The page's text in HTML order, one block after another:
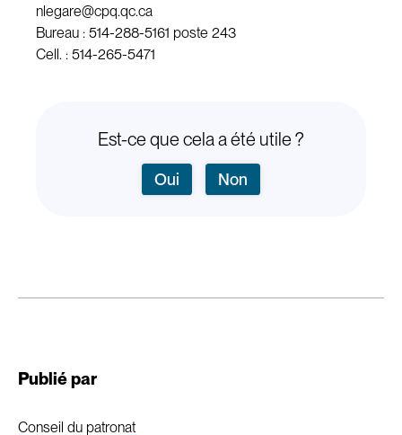
nlegare@cpq.qc.ca
Bureau : 514-288-5161 poste 243
Cell. : 514-265-5471
Est-ce que cela a été utile ?
Oui Non
Publié par
Conseil du patronat